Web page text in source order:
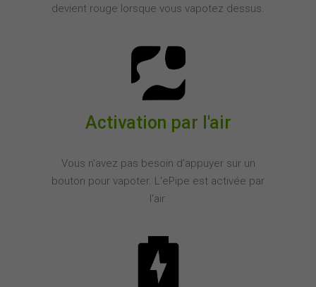
devient rouge lorsque vous vapotez dessus.
Activation par l'air
Vous n'avez pas besoin d'appuyer sur un
bouton pour vapoter. L'ePipe est activée par
l'air.